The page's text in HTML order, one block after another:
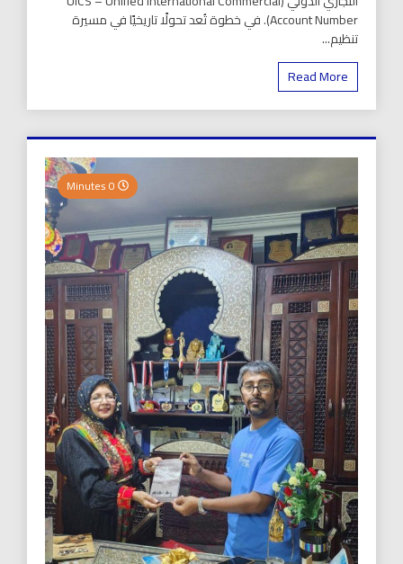
Account Number). في خطوة تُعد تحولًا تاريخيًا في مسيرة
تنظيم...
Read More